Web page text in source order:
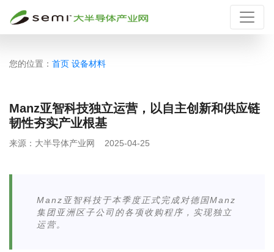
您的位置： 首页 设备材料
Manz亚智科技独立运营，以自主创新和供应链
韧性夯实产业根基
来源： 大半导体产业网 2025-04-25
Manz亚智科技于本季度正式完成对德国Manz
集团亚洲区子公司的各项收购程序，实现独立
运营。